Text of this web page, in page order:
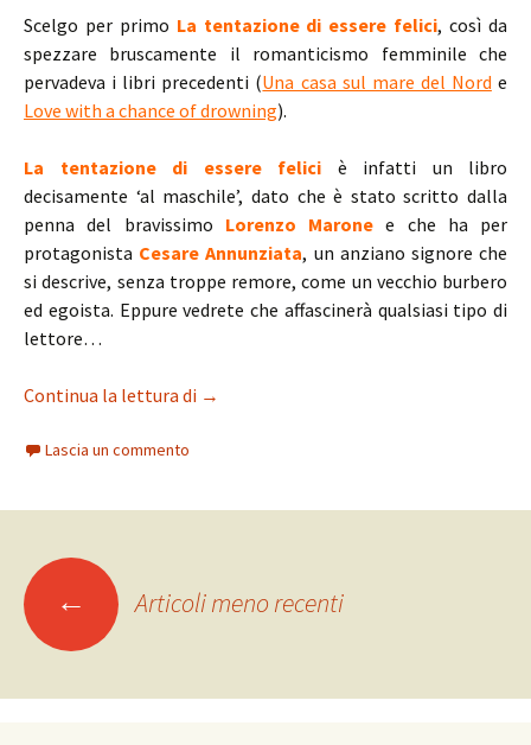
Scelgo per primo La tentazione di essere felici, così da
spezzare bruscamente il romanticismo femminile che
pervadeva i libri precedenti (Una casa sul mare del Nord e
Love with a chance of drowning).
La tentazione di essere felici
è infatti un libro
decisamente ‘al maschile’, dato che è stato scritto dalla
penna del bravissimo Lorenzo Marone e che ha per
protagonista Cesare Annunziata, un anziano signore che
si descrive, senza troppe remore, come un vecchio burbero
ed egoista. Eppure vedrete che affascinerà qualsiasi tipo di
lettore…
Continua la lettura di La tentazione di essere felici
→
Lascia un commento
Navigazione
articoli
← Articoli meno recenti